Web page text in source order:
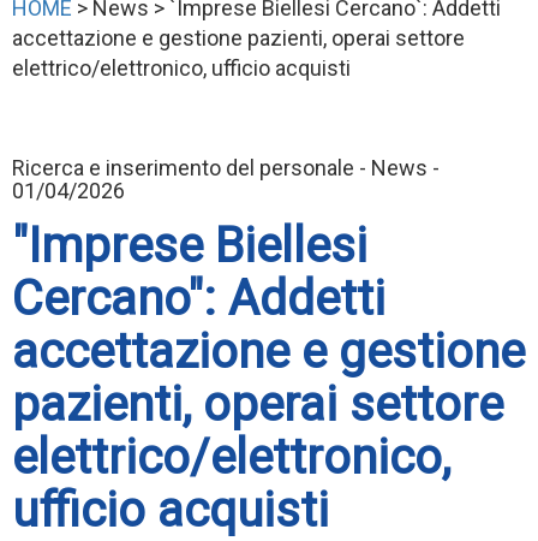
HOME > News > `Imprese Biellesi Cercano`: Addetti
accettazione e gestione pazienti, operai settore
elettrico/elettronico, ufficio acquisti
Ricerca e inserimento del personale - News -
01/04/2026
"Imprese Biellesi
Cercano": Addetti
accettazione e gestione
pazienti, operai settore
elettrico/elettronico,
ufficio acquisti